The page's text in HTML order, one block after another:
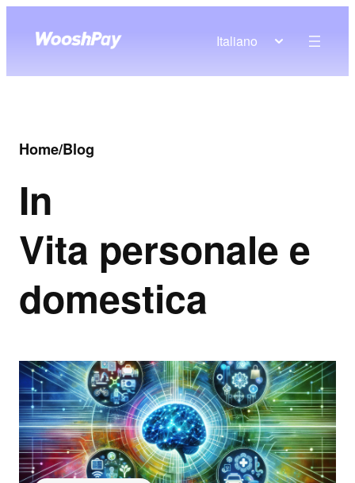
Italiano
Home/Blog
In
Vita personale e
domestica